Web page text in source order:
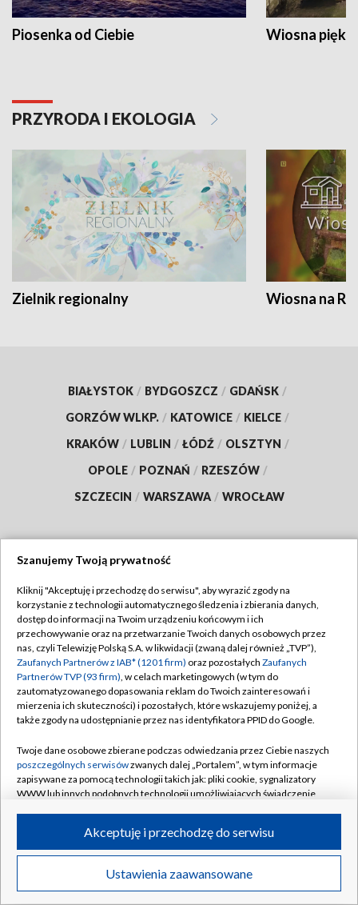
Piosenka od Ciebie Wiosna
PRZYRODA I EKOLOGIA
Zielnik regionalny Wiosna na
BIAŁYSTOK / BYDGOSZCZ / GDAŃSK /
GORZÓW WLKP. / KATOWICE / KIELCE /
KRAKÓW / LUBLIN / ŁÓDŹ / OLSZTYN /
OPOLE / POZNAŃ / RZESZÓW /
SZCZECIN / WARSZAWA / WROCŁAW
TVP
Abonament TVP
Emisja w TVP
Centrum informacji TVP
Naziemna Telewizja Cyfrowa
Rada Programowa
System NOS
Informacje o nadawcy
Program dla prasy
Ogłoszenie przetargowe
Regulamin TVP
Polityka prywatności
Moje zgody
Pomoc
Kontakt
Kanały
©2026 Telewizja Polska S.A. w likwidacji
Szanujemy Twoją prywatność
Kliknij "Akceptuję i przechodzę do serwisu", aby wyrazić zgody na
korzystanie z technologii automatycznego śledzenia i zbierania danych,
dostęp do informacji na Twoim urządzeniu końcowym i ich
przechowywanie oraz na przetwarzanie Twoich danych osobowych przez
nas, czyli Telewizję Polską S.A. w likwidacji (zwaną dalej również „TVP”),
Zaufanych Partnerów z IAB* (1201 firm) oraz pozostałych Zaufanych
Partnerów TVP (93 firm), w celach marketingowych (w tym do
zautomatyzowanego dopasowania reklam do Twoich zainteresowań i
mierzenia ich skuteczności) i pozostałych, które wskazujemy poniżej, a
także zgody na udostępnianie przez nas identyfikatora PPID do Google.
Twoje dane osobowe zbierane podczas odwiedzania przez Ciebie naszych
poszczególnych serwisówzwanych dalej „Portalem”, w tym informacje
zapisywane za pomocą technologii takich jak: pliki cookie, sygnalizatory
WWW lub innych podobnych technologii umożliwiających świadczenie
ruchu w Internecie.
Twoje dane osobowe zbierane podczas odwiedzania przez Ciebie
poszczególnych serwisówna Portalu, takie jak adresy IP, identyfikatory
Ustawienia zaawansowane
Akceptuję i przechodzę do serwisu